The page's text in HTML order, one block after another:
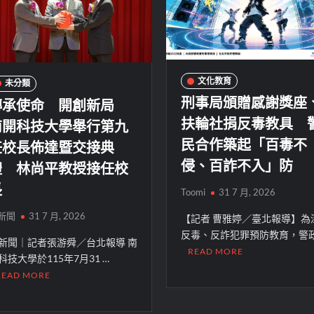
未分類
使命 開創新局
科技大學舉行第九
長佈達暨交接典
林尚平教授接任校
聞 31 7 月, 2026
聞｜記者張游舜／台北報導 南
技大學於115年7月31 …
MORE
文化教育
刑事局頒贈感謝獎座
扶輪社捐反毒教具
民合作築起「百毒不
侵、百詐不入」防
Toomi 31 7 月, 2026
【記者 曹雅婷／臺北報導】為
反毒、反詐犯罪預防教育，警
READ MORE